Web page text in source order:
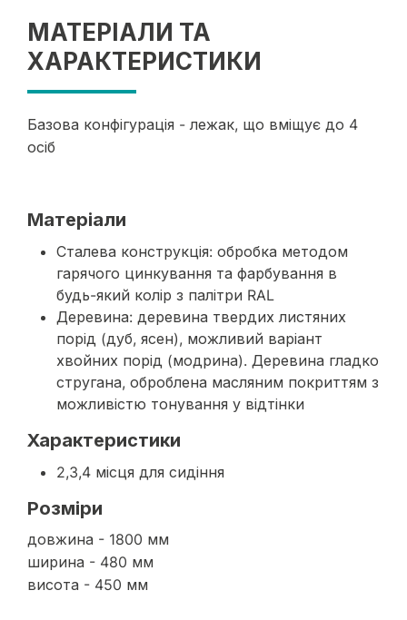
МАТЕРІАЛИ ТА
ХАРАКТЕРИСТИКИ
Базова конфігурація - лежак, що вміщує до 4
осіб
Матеріали
Сталева конструкція: обробка методом
гарячого цинкування та фарбування в
будь-який колір з палітри RAL
Деревина: деревина твердих листяних
порід (дуб, ясен), можливий варіант
хвойних порід (модрина). Деревина гладко
стругана, оброблена масляним покриттям з
можливістю тонування у відтінки
Характеристики
2,3,4 місця для сидіння
Розміри
довжина - 1800 мм
ширина - 480 мм
висота - 450 мм